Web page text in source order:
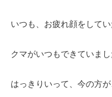
いつも、お疲れ顔をしてい
クマがいつもできていまし
はっきりいって、今の方